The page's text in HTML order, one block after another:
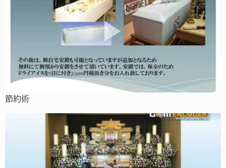
節約術